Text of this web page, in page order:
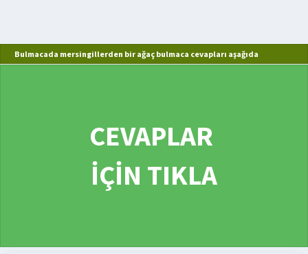
Bulmacada mersingillerden bir ağaç bulmaca cevapları aşağıda
CEVAPLAR
İÇİN TIKLA